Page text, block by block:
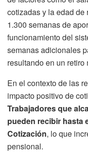
cotizadas y la edad
1.300 semanas de
funcionamiento del
semanas adicionales
resultando en un retiro
En el contexto de las
impacto positivo de
Trabajadores que
pueden recibir hasta
Cotización, lo que
pensional.